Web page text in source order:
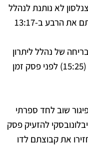
לא נותנת לנהלל
לפתח יתרון משמעותי. אורי עובדיה חתם את הרבע ב-13:17
של נהלל ליתרון
דו ספרתי עם סל ועבירה תוך שתי דק’ (15:25) לפני פסק זמן
שוב לחד ספרתי
יבלונובסקי להזעיק פסק
את קבוצתם לדו